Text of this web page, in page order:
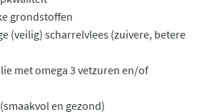
grondstoffen
(veilig) scharrelvlees (zuivere, betere
met omega 3 vetzuren en/of
en gezond)